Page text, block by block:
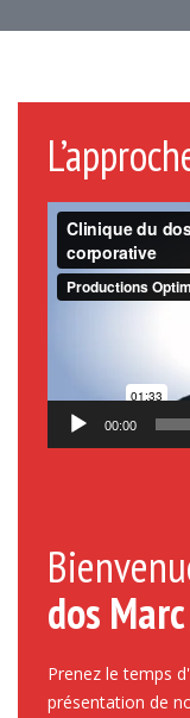
Lecteur
vidéo
00:00
dos
Prenez le temps
présentation de